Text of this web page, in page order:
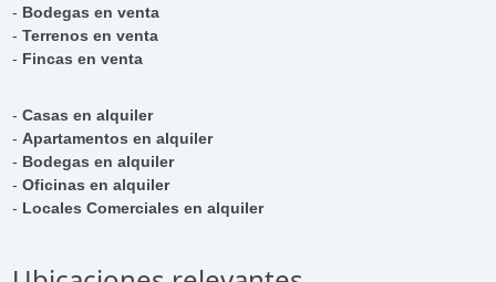
- Bodegas en venta
-Terrenos en venta
- Fincas en venta
-Casas en alquiler
-Apartamentos en alquiler
- Bodegas en alquiler
-Oficinas en alquiler
- Locales Comerciales en alquiler